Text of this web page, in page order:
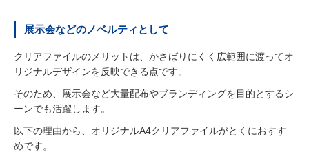
展示会などのノベルティとして
クリアファイルのメリットは、かさばりにくく広範囲に渡ってオ
リジナルデザインを反映できる点です。
そのため、展示会など大量配布やブランディングを目的とするシ
ーンでも活躍します。
以下の理由から、オリジナルA4クリアファイルがとくにおすす
めです。